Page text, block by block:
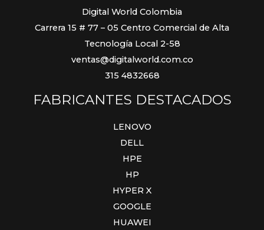
Digital World Colombia
Carrera 15 # 77 – 05 Centro Comercial de Alta
Tecnología Local 2-58
ventas@digitalworld.com.co
315 4832668
FABRICANTES DESTACADOS
LENOVO
DELL
HPE
HP
HYPER X
GOOGLE
HUAWEI